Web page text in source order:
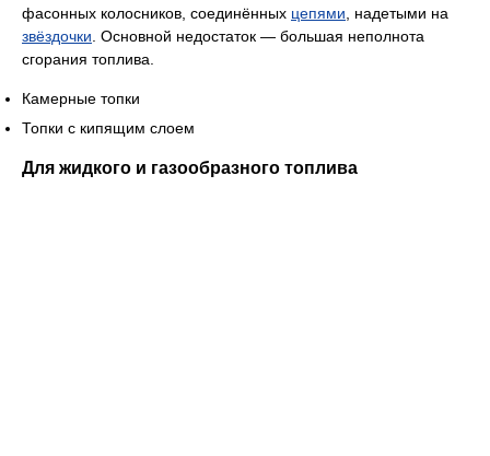
фасонных колосников, соединённых цепями , надетыми на
звёздочки . Основной недостаток — большая неполнота
сгорания топлива.
Камерные топки
Топки с кипящим слоем
Для жидкого и газообразного топлива